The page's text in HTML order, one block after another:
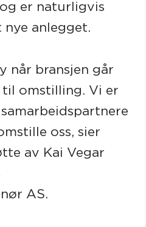
er naturligvis
anlegget.
når bransjen går
omstilling. Vi er
oss, sier
av Kai Vegar
AS.